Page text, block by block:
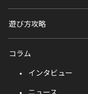
遊び方攻略
コラム
インタビュー